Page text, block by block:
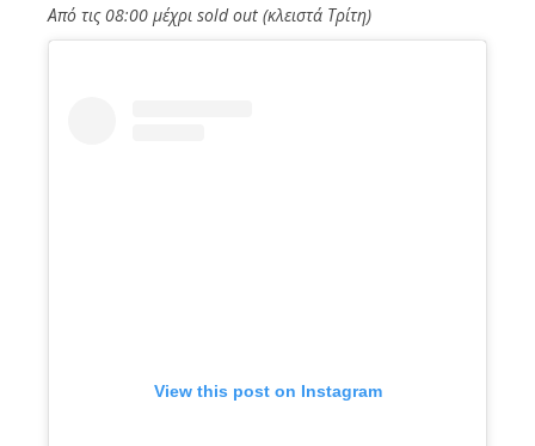
Από τις 08:00 μέχρι sold out (κλειστά Τρίτη)
View this post on Instagram